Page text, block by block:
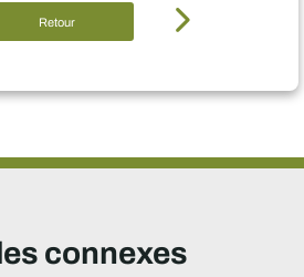
Retour
connexes